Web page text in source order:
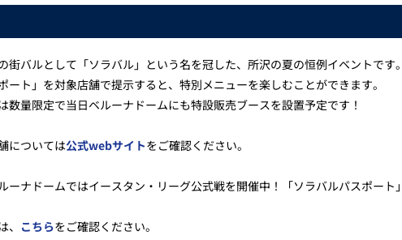
街バルとして「ソラバル」という名を冠した、所沢の夏の恒例イベントです。
ート」を対象店舗で提示すると、特別メニューを楽しむことができます。
数量限定で当日ベルーナドームにも特設販売ブースを設置予定です！
については公式webサイトをご確認ください。
ーナドームではイースタン・リーグ公式戦を開催中！「ソラバルパスポー
こちらをご確認ください。